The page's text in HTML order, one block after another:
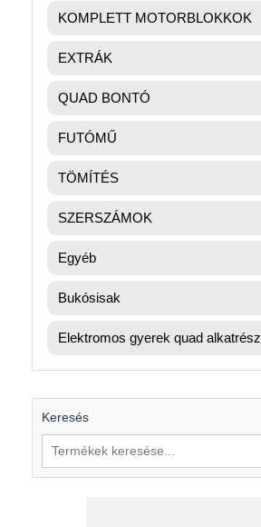
KOMPLETT MOTORBLOKKOK
EXTRÁK
QUAD BONTÓ
FUTÓMŰ
TÖMÍTÉS
SZERSZÁMOK
Egyéb
Bukósisak
Elektromos gyerek quad alkatrész
Keresés